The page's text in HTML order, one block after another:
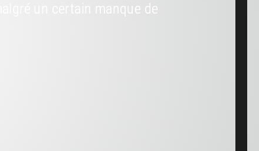
un certain manque de